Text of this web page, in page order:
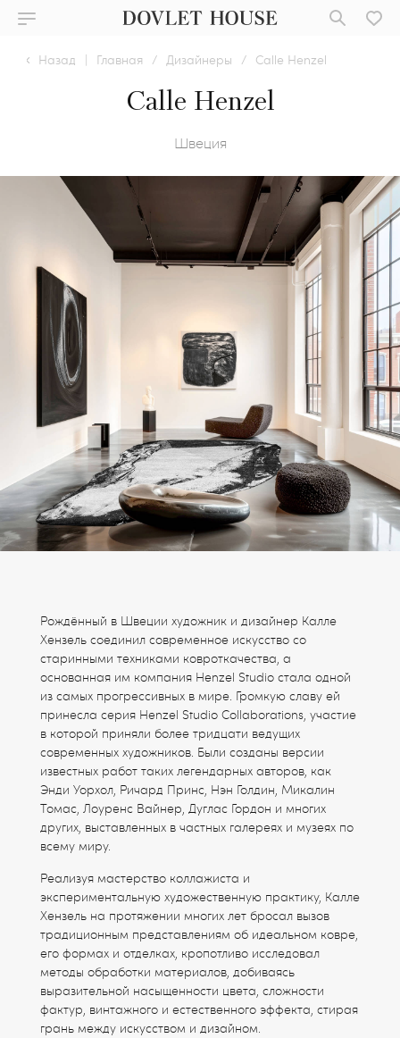
Назад | Главная / Дизайнеры / Calle Henzel
Calle Henzel
Швеция
Рождённый в Швеции художник и дизайнер Калле
Хензель соединил современное искусство со
старинными техниками ковроткачества, а
основанная им компания Henzel Studio стала одной
из самых прогрессивных в мире. Громкую славу ей
принесла серия Henzel Studio Collaborations, участие
в которой приняли более тридцати ведущих
современных художников. Были созданы версии
известных работ таких легендарных авторов, как
Энди Уорхол, Ричард Принс, Нэн Голдин, Микалин
Томас, Лоуренс Вайнер, Дуглас Гордон и многих
других, выставленных в частных галереях и музеях по
всему миру.
Реализуя мастерство коллажиста и
экспериментальную художественную практику, Калле
Хензель на протяжении многих лет бросал вызов
традиционным представлениям об идеальном ковре,
его формах и отделках, кропотливо исследовал
методы обработки материалов, добиваясь
выразительной насыщенности цвета, сложности
фактур, винтажного и естественного эффекта, стирая
грань между искусством и дизайном.